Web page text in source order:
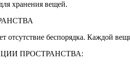
хранения вещей.
отсутствие беспорядка. Каждой
ПРОСТРАНСТВА: